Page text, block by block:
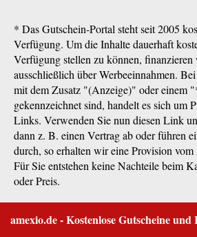
* Das Gutschein-Portal steht seit 2005
Verfügung. Um die Inhalte dauerhaft
Verfügung stellen zu können, finanzieren
ausschließlich über Werbeeinnahmen.
mit dem Zusatz "(Anzeige)" oder einem
gekennzeichnet sind, handelt es sich um
Links. Verwenden Sie nun diesen Link
dann z. B. einen Vertrag ab oder führen
durch, so erhalten wir eine Provision vom
Für Sie entstehen keine Nachteile beim
oder Preis.
amexio.de - Kostenlose Gutscheine und